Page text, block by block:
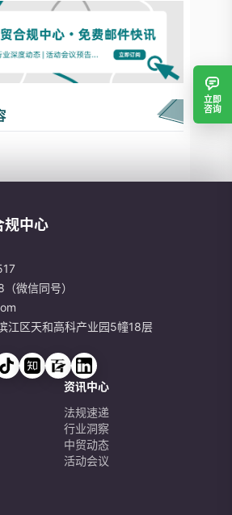
立即
咨询
规中心
微信同号）
江区天和高科产业园5幢18层
资讯中心
法规速递
行业洞察
中贸动态
活动会议